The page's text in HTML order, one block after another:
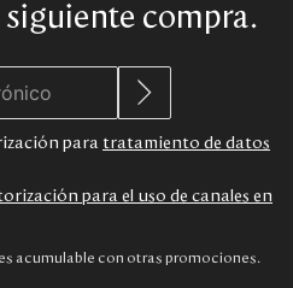
siguiente compra.
para tratamiento de datos
para el uso de canales en
acumulable con otras promociones.